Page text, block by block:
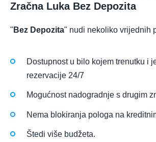
Zračna Luka Bez Depozita
" Bez Depozita" nudi nekoliko vrijednih
Dostupnost u bilo kojem trenutku i
rezervacije 24/7
Mogućnost nadogradnje s drugim
Nema blokiranja pologa na
Štedi više budžeta.